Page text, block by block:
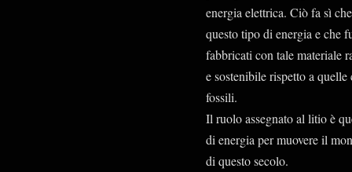
energia elettrica. Ciò fa sì
questo tipo di energia e che
fabbricati con tale materiale
e sostenibile rispetto a
fossili.
Il ruolo assegnato al litio è
di energia per muovere il
di questo secolo.